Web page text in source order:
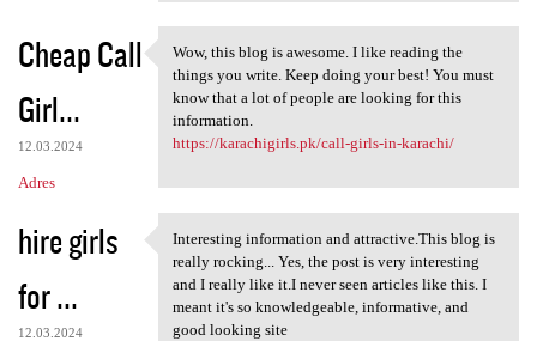
Cheap Call
Girl...
12.03.2024
Adres
Wow, this blog is awesome. I
Wow, this blog is awesome. I like reading the
things you write. Keep doing your best! You must
know that a lot of people are looking for this
information.
https://karachigirls.pk/call-girls-in-karachi/
hire girls
for ...
12.03.2024
Interesting information and
Interesting information and attractive.This blog is
really rocking... Yes, the post is very interesting
and I really like it.I never seen articles like this. I
meant it's so knowledgeable, informative, and
good looking site